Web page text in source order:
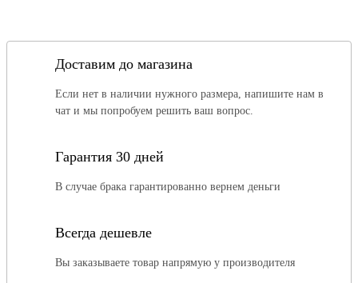
Доставим до магазина
Если нет в наличии нужного размера, напишите нам в
чат и мы попробуем решить ваш вопрос.
Гарантия 30 дней
В случае брака гарантированно вернем деньги
Всегда дешевле
Вы заказываете товар напрямую у производителя